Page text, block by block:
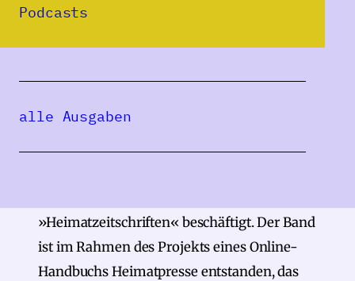
Podcasts
alle Ausgaben
untersucht. In diesen
Sammelband ein, der sich mit der Rolle von
Bildern bei der Darstellung der
»Heimatzeitschriften« beschäftigt. Der Band
ist im Rahmen des Projekts eines Online-
Handbuchs Heimatpresse entstanden, das